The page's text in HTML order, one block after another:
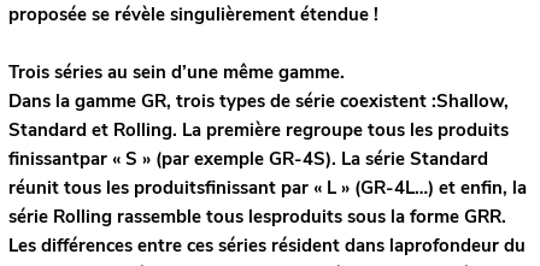
proposée se révèle singulièrement étendue !
Trois séries au sein d’une même gamme.
Dans la gamme GR, trois types de série coexistent :Shallow,
Standard et Rolling. La première regroupe tous les produits
finissantpar « S » (par exemple GR-4S). La série Standard
réunit tous les produitsfinissant par « L » (GR-4L…) et enfin, la
série Rolling rassemble tous lesproduits sous la forme GRR.
Les différences entre ces séries résident dans laprofondeur du